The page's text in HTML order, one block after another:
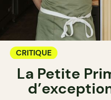
CRITIQUE
La Petite